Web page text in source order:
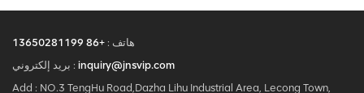
هاتف : +86 13650281199
بريد إلكتروني : inquiry@jnsvip.com
Add : NO.3 TengHu Road,Dazha Lihu Industrial Area, Lecong Town,